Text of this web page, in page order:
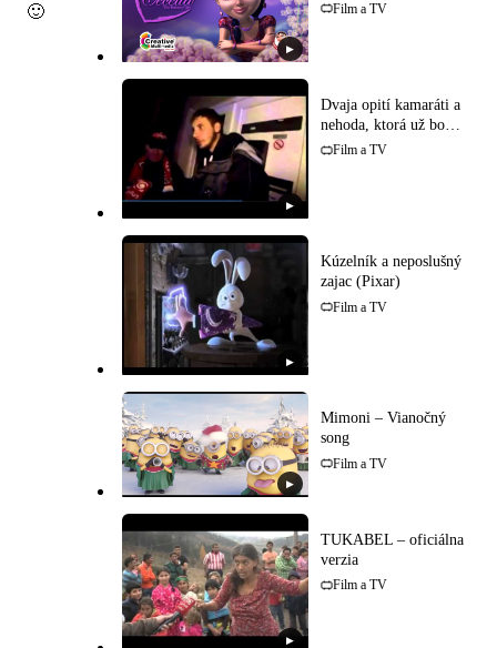
🙂
▶
Film a TV
▶
Dvaja opití kamaráti a
nehoda, ktorá už bola
uskutočnená!
Film a TV
▶
Kúzelník a neposlušný
zajac (Pixar)
Film a TV
▶
Mimoni – Vianočný
song
Film a TV
▶
TUKABEL – oficiálna
verzia
Film a TV